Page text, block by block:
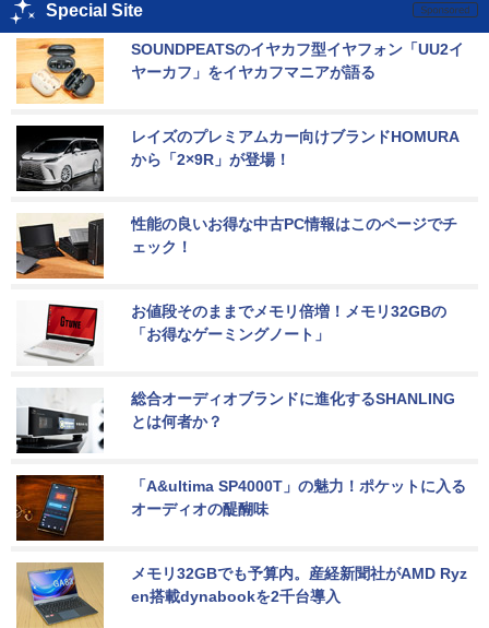
Special Site
SOUNDPEATSのイヤカフ型イヤフォン「UU2イ
ヤーカフ」をイヤカフマニアが語る
レイズのプレミアムカー向けブランドHOMURA
から「2×9R」が登場！
性能の良いお得な中古PC情報はこのページでチ
ェック！
お値段そのままでメモリ倍増！メモリ32GBの
「お得なゲーミングノート」
総合オーディオブランドに進化するSHANLING
とは何者か？
「A&ultima SP4000T」の魅力！ポケットに入る
オーディオの醍醐味
メモリ32GBでも予算内。産経新聞社がAMD Ryz
en搭載dynabookを2千台導入